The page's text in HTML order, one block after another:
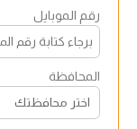
رقم الموبايل
المحافظة